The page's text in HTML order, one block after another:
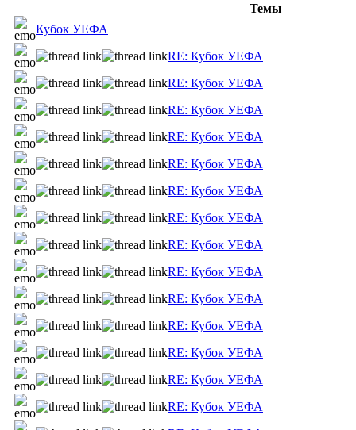
Темы
Кубок УЕФА
RE: Кубок УЕФА
RE: Кубок УЕФА
RE: Кубок УЕФА
RE: Кубок УЕФА
RE: Кубок УЕФА
RE: Кубок УЕФА
RE: Кубок УЕФА
RE: Кубок УЕФА
RE: Кубок УЕФА
RE: Кубок УЕФА
RE: Кубок УЕФА
RE: Кубок УЕФА
RE: Кубок УЕФА
RE: Кубок УЕФА